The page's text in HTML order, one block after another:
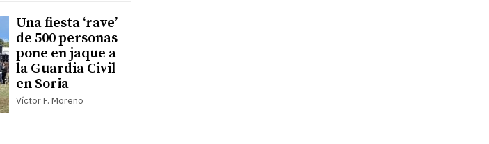
Una fiesta ‘rave’
de 500 personas
pone en jaque a
la Guardia Civil
en Soria
Víctor F. Moreno